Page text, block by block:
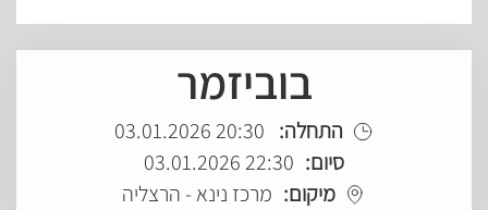
בוביזמר
התחלה: 20:30 03.01.2026
סיום: 22:30 03.01.2026
מיקום: מרכז נינא - הרצליה